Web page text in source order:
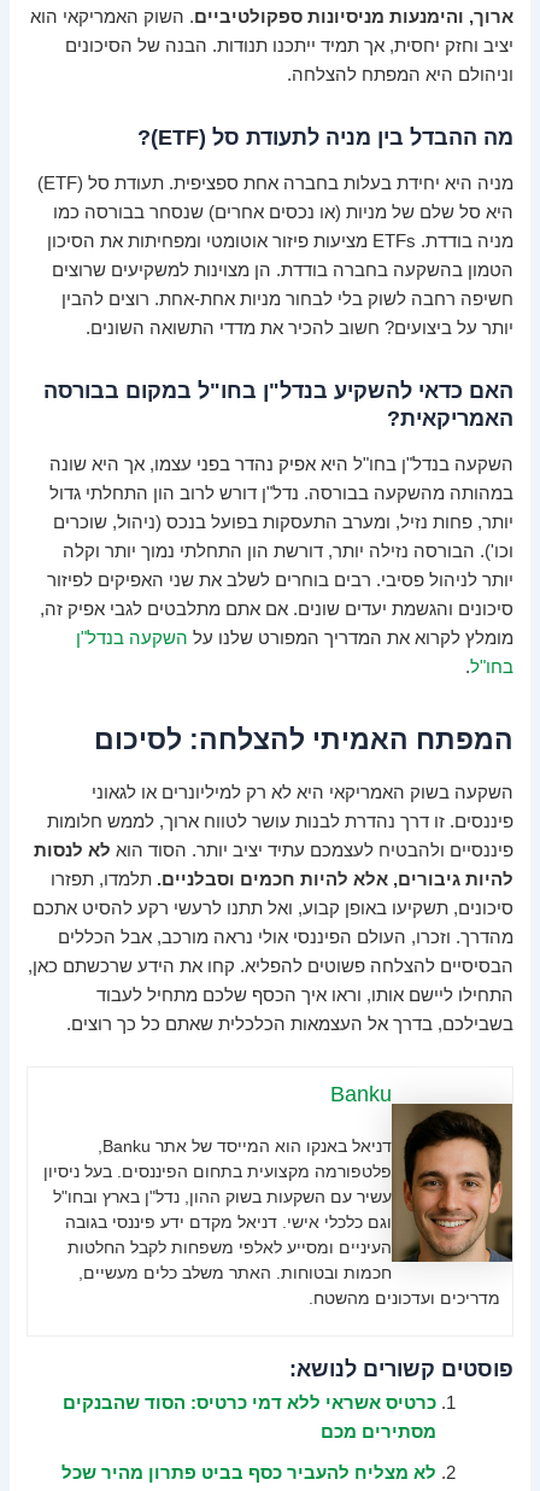
ארוך, והימנעות מניסיונות ספקולטיביים. השוק האמריקאי הוא
יציב וחזק יחסית, אך תמיד ייתכנו תנודות. הבנה של הסיכונים
וניהולם היא המפתח להצלחה.
מה ההבדל בין מניה לתעודת סל (ETF)?
מניה היא יחידת בעלות בחברה אחת ספציפית. תעודת סל (ETF)
היא סל שלם של מניות (או נכסים אחרים) שנסחר בבורסה כמו
מניה בודדת. ETFs מציעות פיזור אוטומטי ומפחיתות את הסיכון
הטמון בהשקעה בחברה בודדת. הן מצוינות למשקיעים שרוצים
חשיפה רחבה לשוק בלי לבחור מניות אחת-אחת. רוצים להבין
יותר על ביצועים? חשוב להכיר את מדדי התשואה השונים.
האם כדאי להשקיע בנדל"ן בחו"ל במקום בבורסה
האמריקאית?
השקעה בנדל"ן בחו"ל היא אפיק נהדר בפני עצמו, אך היא שונה
במהותה מהשקעה בבורסה. נדל"ן דורש לרוב הון התחלתי גדול
יותר, פחות נזיל, ומערב התעסקות בפועל בנכס (ניהול, שוכרים
וכו'). הבורסה נזילה יותר, דורשת הון התחלתי נמוך יותר וקלה
יותר לניהול פסיבי. רבים בוחרים לשלב את שני האפיקים לפיזור
סיכונים והגשמת יעדים שונים. אם אתם מתלבטים לגבי אפיק זה,
מומלץ לקרוא את המדריך המפורט שלנו על השקעה בנדל"ן
בחו"ל.
המפתח האמיתי להצלחה: לסיכום
השקעה בשוק האמריקאי היא לא רק למיליונרים או לגאוני
פיננסים. זו דרך נהדרת לבנות עושר לטווח ארוך, לממש חלומות
פיננסיים ולהבטיח לעצמכם עתיד יציב יותר. הסוד הוא לא לנסות
להיות גיבורים, אלא להיות חכמים וסבלניים. תלמדו, תפזרו
סיכונים, תשקיעו באופן קבוע, ואל תתנו לרעשי רקע להסיט אתכם
מהדרך. וזכרו, העולם הפיננסי אולי נראה מורכב, אבל הכללים
הבסיסיים להצלחה פשוטים להפליא. קחו את הידע שרכשתם כאן,
התחילו ליישם אותו, וראו איך הכסף שלכם מתחיל לעבוד
בשבילכם, בדרך אל העצמאות הכלכלית שאתם כל כך רוצים.
Banku
דניאל באנקו הוא המייסד של אתר Banku,
פלטפורמה מקצועית בתחום הפיננסים. בעל ניסיון
עשיר עם השקעות בשוק ההון, נדל"ן בארץ ובחו"ל
וגם כלכלי אישי. דניאל מקדם ידע פיננסי בגובה
העיניים ומסייע לאלפי משפחות לקבל החלטות
חכמות ובטוחות. האתר משלב כלים מעשיים,
מדריכים ועדכונים מהשטח.
פוסטים קשורים לנושא:
כרטיס אשראי ללא דמי כרטיס: הסוד שהבנקים
מסתירים מכם
לא מצליח להעביר כסף בביט פתרון מהיר שכל